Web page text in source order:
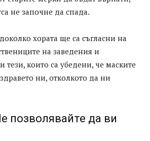
не започне да спада.
хората ще са съгласни на
на заведения и
тези, които са убедени, че маските
ни, отколкото да ни
позволявайте да ви